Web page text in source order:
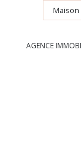
Maison
AGENCE